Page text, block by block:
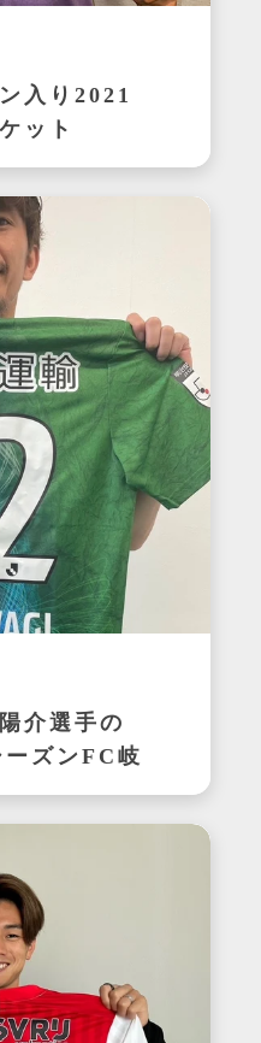
入り2021
ット
介選手の
ズンFC岐